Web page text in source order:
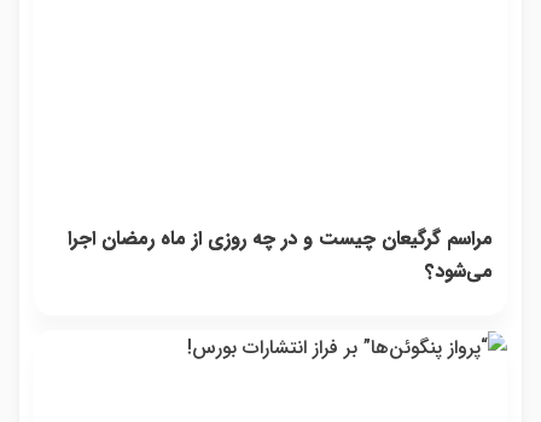
مراسم گرگیعان چیست و در چه روزی از ماه رمضان اجرا
می‌شود؟